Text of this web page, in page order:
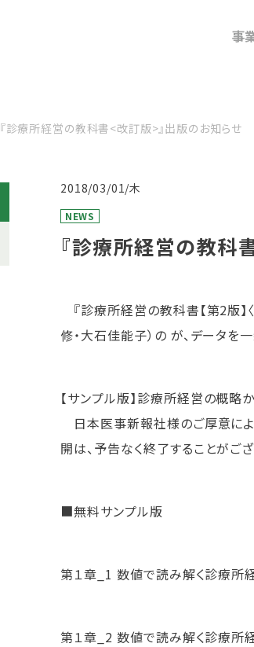
事
『診療所経営の教科書<改訂版>』出版のお知らせ
2018/03/01/木
NEWS
『診療所経営の教科
『診療所経営の教科書【第2版】
修・大石佳能子）の が、データを
【サンプル版】診療所経営の概略
日本医事新報社様のご厚意によ
開は、予告なく終了することがご
■無料サンプル版
第１章_1 数値で読み解く診療
第１章_2 数値で読み解く診療所